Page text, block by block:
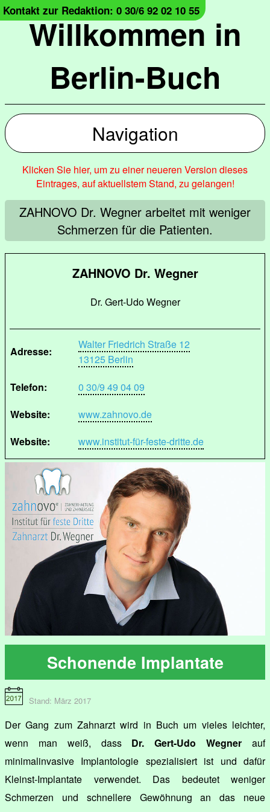
Willkommen in
Berlin-Buch
Kontakt zur Redaktion: 0 30/6 92 02 10 55
Navigation
Klicken Sie hier, um zu einer neueren Version dieses
Eintrages, auf aktuellstem Stand, zu gelangen!
ZAHNOVO Dr. Wegner arbeitet mit weniger
Schmerzen für die Patienten.
ZAHNOVO Dr. Wegner
Dr. Gert-Udo Wegner
Adresse:
Walter Friedrich Straße 12
13125 Berlin
Telefon:
0 30/9 49 04 09
Website:
www.zahnovo.de
Website:
www.institut-für-feste-dritte.de
Schonende Implantate
Stand: März 2017
Der Gang zum Zahnarzt wird in Buch um vieles leichter,
wenn man weiß, dass Dr. Gert-Udo Wegner auf
minimalinvasive Implantologie spezialisiert ist und dafür
Kleinst-Implantate verwendet. Das bedeutet weniger
Schmerzen und schnellere Gewöhnung an das neue